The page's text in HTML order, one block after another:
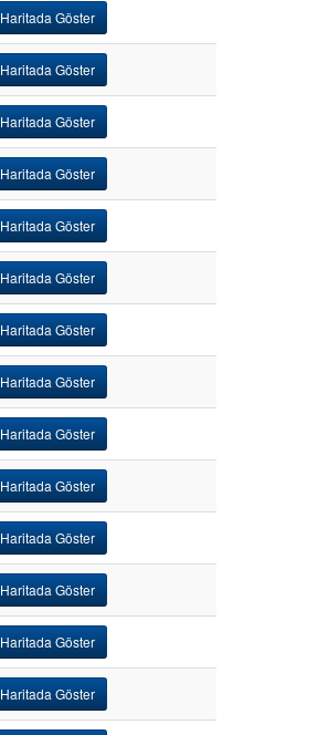
Haritada Göster
Haritada Göster
Haritada Göster
Haritada Göster
Haritada Göster
Haritada Göster
Haritada Göster
Haritada Göster
Haritada Göster
Haritada Göster
Haritada Göster
Haritada Göster
Haritada Göster
Haritada Göster